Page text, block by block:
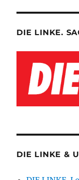
DIE LINKE.
DIE LINKE &